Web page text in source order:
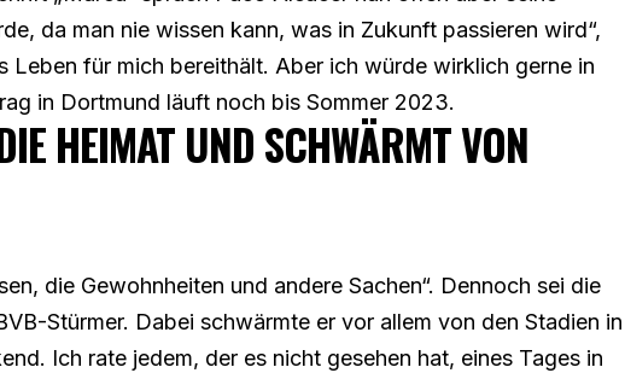
da man nie wissen kann, was in Zukunft passieren wird“,
für mich bereithält. Aber ich würde wirklich gerne in
in Dortmund läuft noch bis Sommer 2023.
HEIMAT UND SCHWÄRMT VON
die Gewohnheiten und andere Sachen“. Dennoch sei die
Stürmer. Dabei schwärmte er vor allem von den Stadien in
Ich rate jedem, der es nicht gesehen hat, eines Tages in